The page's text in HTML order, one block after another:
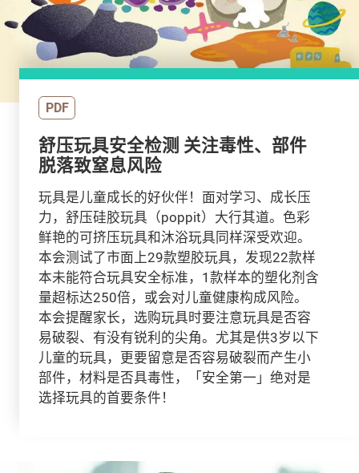
PDF
舒压玩具安全检测 关注毒性、部件
脱落致窒息风险
玩具是儿童成长的好伙伴！面对学习、成长压
力，舒压硅胶玩具（poppit）大行其道。色彩
鲜艳的可挤压玩具和沐浴玩具同样深受欢迎。
本会测试了市面上29款塑胶玩具，发现22款样
本未能符合玩具安全标准，1款样本的塑化剂含
量超标达250倍，或会对儿童健康构成风险。
本会提醒家长，选购玩具时要注意玩具是否容
易破裂、有没有锐利的尖角。尤其是供3岁以下
儿童的玩具，更要留意是否容易破裂而产生小
部件，材料是否具毒性，「安全第一」绝对是
选择玩具的首要条件！